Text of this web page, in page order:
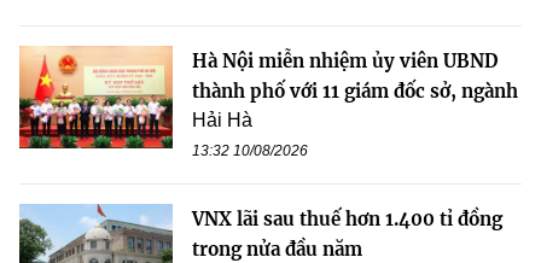
Hà Nội miễn nhiệm ủy viên UBND
thành phố với 11 giám đốc sở, ngành
Hải Hà
13:32 10/08/2026
VNX lãi sau thuế hơn 1.400 tỉ đồng
trong nửa đầu năm